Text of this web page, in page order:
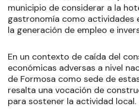
municipio de considerar a la
gastronomía como actividades
la generación de empleo e
En un contexto de caída del
económicas adversas a nivel
de Formosa como sede de
resalta una vocación de
para sostener la actividad local.